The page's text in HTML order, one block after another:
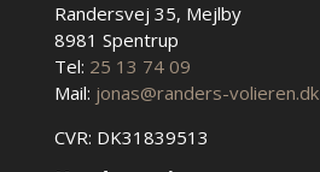
Randersvej 35, Mejlby
8981 Spentrup
Tel: 25 13 74 09
Mail: jonas@randers-volieren.dk
CVR: DK31839513